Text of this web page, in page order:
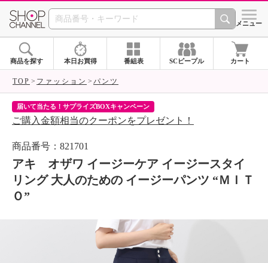
SHOP CHANNEL シメニュー
商品を探す 本日お買得 番組表 SCピープル カート
TOP ファッション パンツ
届いて当たる！サプライズBOXキャンペーン
ご購入金額相当のクーポンをプレゼント！
商品番号：821701
アキ オザワ イージーケア イージースタイ
リング 大人のための イージーパンツ “ＭＩＴ
Ｏ”